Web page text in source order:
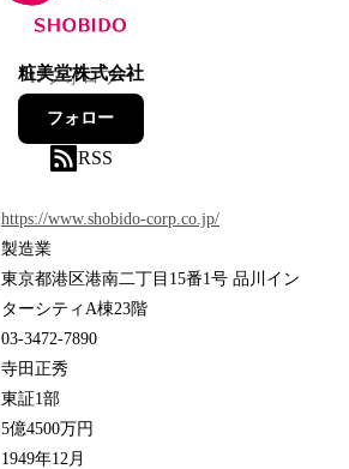
粧美堂株式会社
47フォロワー
フォロー
RSS
https://www.shobido-corp.co.jp/
製造業
東京都港区港南二丁目15番1号 品川イン
ターシティA棟23階
03-3472-7890
寺田正秀
東証1部
5億4500万円
1949年12月